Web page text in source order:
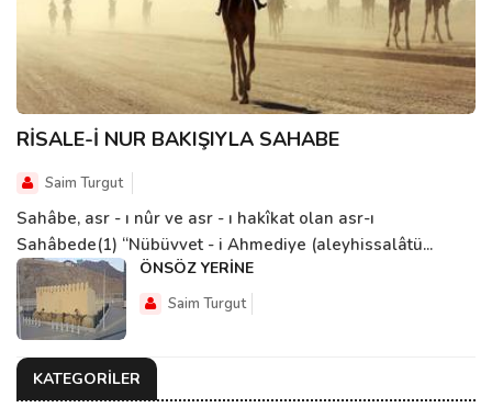
RİSALE-İ NUR BAKIŞIYLA SAHABE
Saim Turgut
Sahâbe, asr - ı nûr ve asr - ı hakîkat olan asr-ı
Sahâbede(1) “Nübüvvet - i Ahmediye (aleyhissalâtü...
ÖNSÖZ YERİNE
Saim Turgut
KATEGORİLER